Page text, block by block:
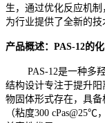
生，通过优化反应机制
为行业提供了全新的技
产品概述：PAS-12的
PAS-12是一种多
结构设计专注于提升
物固体形式存在，具
（粘度300 cPas@25℃